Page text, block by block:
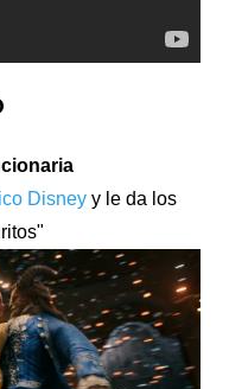
Disneyy le da los